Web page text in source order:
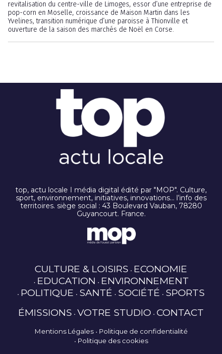
revitalisation du centre-ville de Limoges, essor d’une entreprise de
pop-corn en Moselle, croissance de Maison Martin dans les
Yvelines, transition numérique d’une paroisse à Thionville et
ouverture de la saison des marchés de Noël en Corse.
top, actu locale I média digital édité par "MOP". Culture,
sport, environnement, initiatives, innovations… l’info des
territoires. siège social : 43 Boulevard Vauban, 78280
Guyancourt. France.
CULTURE & LOISIRS ECONOMIE
EDUCATION ENVIRONNEMENT
POLITIQUE SANTÉ SOCIÉTÉ SPORTS
ÉMISSIONS VOTRE STUDIO CONTACT
Mentions Légales
Politique de confidentialité
Politique des cookies